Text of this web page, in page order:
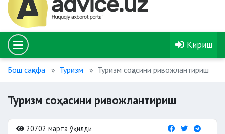
Кириш
Бош саҳифа Туризм Туризм соҳасини ривожлантириш
Туризм соҳасини ривожлантириш
20702 марта ўқилди